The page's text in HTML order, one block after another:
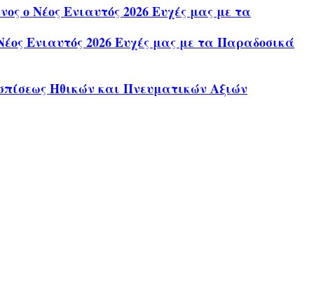
ο Νέος Ενιαυτός 2026 Ευχές μας με τα
Ενιαυτός 2026 Ευχές μας με τα Παραδοσικά
Ηθικών και Πνευματικών Αξιών